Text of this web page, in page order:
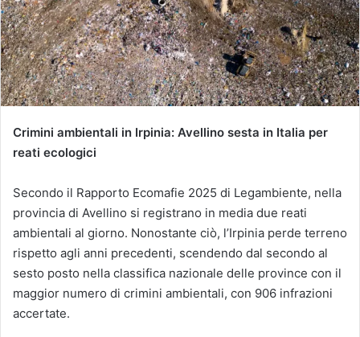
Crimini ambientali in Irpinia: Avellino sesta in Italia per
reati ecologici
Secondo il Rapporto Ecomafie 2025 di Legambiente, nella
provincia di Avellino si registrano in media due reati
ambientali al giorno. Nonostante ciò, l’Irpinia perde terreno
rispetto agli anni precedenti, scendendo dal secondo al
sesto posto nella classifica nazionale delle province con il
maggior numero di crimini ambientali, con 906 infrazioni
accertate.